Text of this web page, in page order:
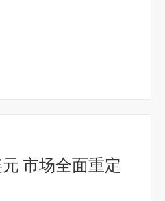
元 市场全面重定